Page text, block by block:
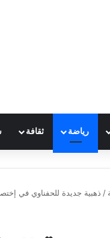
رياضة ثقافة
/ ذهبية جديدة للحفناوي في إختصاص